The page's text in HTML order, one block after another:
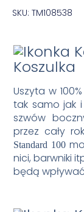
SKU: TM108538
Koszulka
Uszyta w
tak samo jak i
szwów
przez cały
Standard 100
nici, barwniki
będą